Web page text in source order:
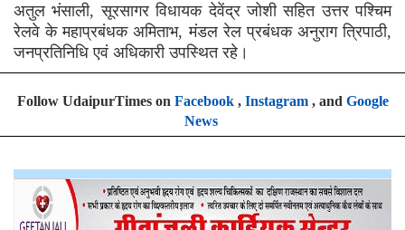
अतुल भंसाली, सूरसागर विधायक देवेंद्र जोशी सहित उत्तर पश्चिम
रेलवे के महाप्रबंधक अमिताभ, मंडल रेल प्रबंधक अनुराग त्रिपाठी,
जनप्रतिनिधि एवं अधिकारी उपस्थित रहे।
Follow UdaipurTimes on Facebook, Instagram, and Google
News